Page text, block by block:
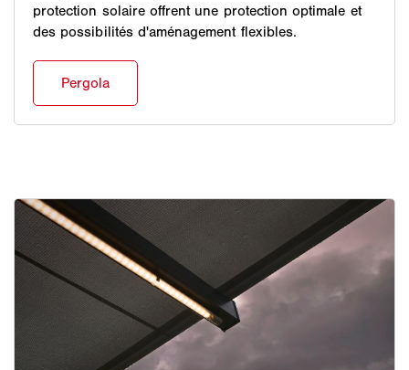
protection solaire offrent une protection optimale et
des possibilités d'aménagement flexibles.